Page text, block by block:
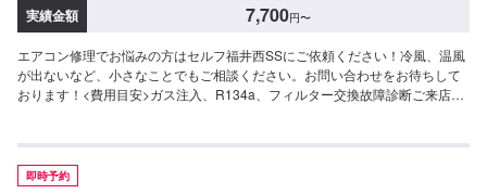
実績金額 7,700円〜
エアコン修理でお悩みの方はセルフ福井西SSにご依頼ください！冷風、温風
が出ないなど、小さなことでもご相談ください。お問い合わせをお待ちして
おります！<費用目安>ガス注入、R134a、フィルター交換故障診断ご来店後
即時予約